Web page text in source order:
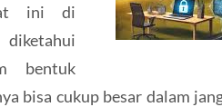
ini di
bentuk
bisa cukup besar dalam